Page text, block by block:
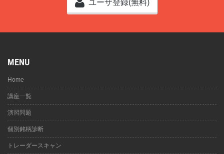
ユーザ登録(無料)
MENU
Home
講座一覧
演習問題
個別銘柄診断
トレーダースキャン